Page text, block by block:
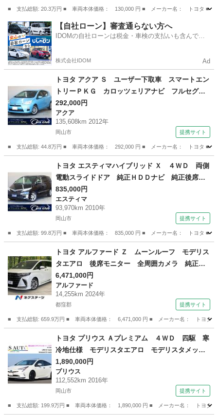
■ 支払総額: 20.3万円 ■ 車両本体価格： 130,000 円 ■ メーカー名： トヨタ ■
広島 三原市 その他
【自社ローン】審査通らない方へ
IDOMの自社ローンは税金・車検の支払いも含んでい
株式会社IDOM Ad
トヨタ アクア Ｓ ユーザー下取車 スマートエン
トリーＰＫＧ カロッツェリアナビ フルセグＴ
Ｖ ＢＴ接続 ＣＤ／ＤＶＤ バックカメラ ク
ロススピードプレミアム１５インチＡＷ 禁煙
車 オートライト ＥＴＣ 純正フロアマット
292,000円
アクア
135,608km 2012年
岡山市 提携サイト
■ 支払総額: 44.8万円 ■ 車両本体価格： 292,000 円 ■ メーカー名： トヨタ ■
アクア
トヨタ エスティマハイブリッド Ｘ ４ＷＤ 両側
電動スライドドア 純正ＨＤＤナビ 純正後席モ
ニター バックカメラ 純正１７インチＡＷ ク
ルーズコントロール 左右独立オートエアコン
リヤクーラー ＡＣ１５００Ｗ ＥＴＣ ＨＩＤ
835,000円
エスティマ
93,970km 2010年
岡山市 提携サイト
■ 支払総額: 99.8万円 ■ 車両本体価格： 835,000 円 ■ メーカー名： トヨタ ■
エスティマ
トヨタ アルファード Ｚ ムーンルーフ モデリス
タエアロ 後席モニター 全周囲カメラ 純正１
４型ナビ 禁煙車 デジタルミラー ブラインド
スポットモニター 電動リアゲート 両側電動ス
ライド シートヒーター ドラレコ ＥＴＣ （検
6,471,000円
アルファード
14,255km 2024年
都窪郡 提携サイト
■ 支払総額: 659.9万円 ■ 車両本体価格： 6,471,000 円 ■ メーカー名： トヨ
アルファード
トヨタ プリウス Ａプレミアム ４ＷＤ 四駆 寒
冷地仕様 モデリスタエアロ モデリスタメッ
キ サンルーフ １８ｉｎホイール パワーバッ
クドア アルパイン９型ナビ ＨＤＭＩ ＵＳ
Ｂ 本革シート 前後ドライブレコーダー 安全
1,890,000円
プリウス
112,552km 2016年
岡山市 提携サイト
■ 支払総額: 199.9万円 ■ 車両本体価格： 1,890,000 円 ■ メーカー名： トヨ